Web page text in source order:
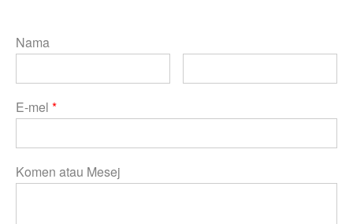
Nama
E-mel *
Komen atau Mesej